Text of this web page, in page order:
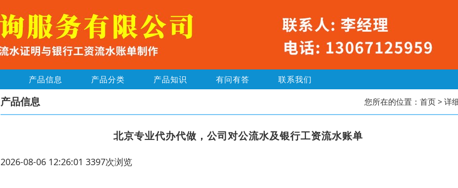
产品信息 产品分类 产品知识 有问有答 联系我们
产品信息 您所在的位置： 首页> 详
北京专业代办代做，公司对公流水及银行工资流水账单
2026-08-06 12:26:01 3397次浏览